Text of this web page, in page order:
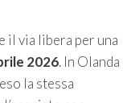
via libera per una
2026. In Olanda
la stessa